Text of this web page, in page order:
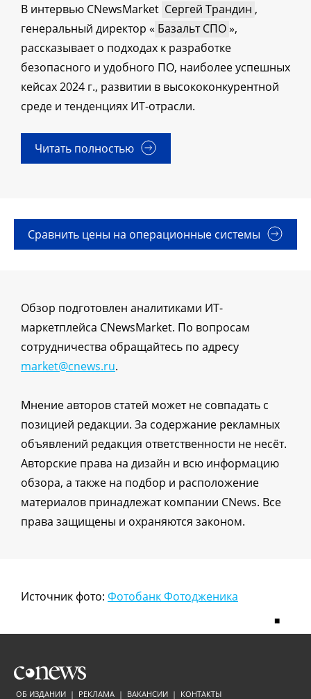
В интервью CNewsMarket Сергей Трандин ,
генеральный директор « Базальт СПО»,
рассказывает о подходах к разработке
безопасного и удобного ПО, наиболее успешных
кейсах 2024 г., развитии в высококонкурентной
среде и тенденциях ИТ-отрасли.
Читать полностью
Сравнить цены на операционные системы
Обзор подготовлен аналитиками ИТ-
маркетплейса CNewsMarket. По вопросам
сотрудничества обращайтесь по адресу
market@cnews.ru.
Мнение авторов статей может не совпадать с
позицией редакции. За содержание рекламных
объявлений редакция ответственности не несёт.
Авторские права на дизайн и всю информацию
обзора, а также на подбор и расположение
материалов принадлежат компании CNews. Все
права защищены и охраняются законом.
Источник фото: Фотобанк Фотодженика
■
ОБ ИЗДАНИИ | РЕКЛАМА | ВАКАНСИИ | КОНТАКТЫ